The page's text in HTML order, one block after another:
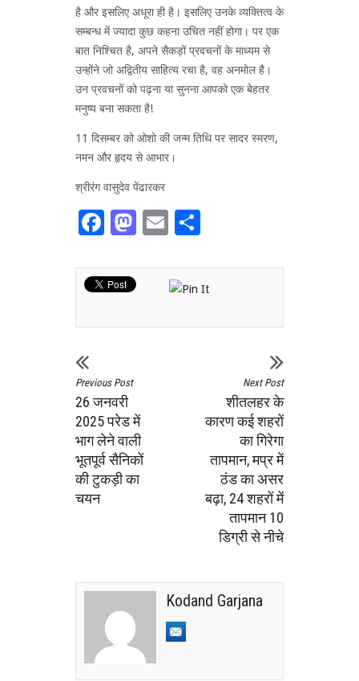
है और इसलिए अधूरा ही है। इसलिए उनके व्यक्तित्व के
सम्बन्ध में ज्यादा कुछ कहना उचित नहीं होगा। पर एक
बात निश्चित है, अपने सैकड़ों प्रवचनों के माध्यम से
उन्होंने जो अद्वितीय साहित्य रचा है, वह अनमोल है।
उन प्रवचनों को पढ़ना या सुनना आपको एक बेहतर
मनुष्य बना सकता है!
11 दिसम्बर को ओशो की जन्म तिथि पर सादर स्मरण,
नमन और हृदय से आभार।
श्रीरंग वासुदेव पेंढारकर
Facebook
Mastodon
Email
Previous Post
26 जनवरी
2025 परेड में
भाग लेने वाली
भूतपूर्व सैनिकों
की टुकड़ी का
चयन
Next Post
शीतलहर के
कारण कई शहरों
का गिरेगा
तापमान, मप्र में
ठंड का असर
बढ़ा, 24 शहरों में
तापमान 10
डिग्री से नीचे
Kodand Garjana